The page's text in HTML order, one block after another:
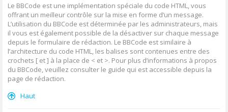
Le BBCode est une implémentation spéciale du code HTML, vous
offrant un meilleur contrôle sur la mise en forme d’un message.
L’utilisation du BBCode est déterminée par les administrateurs, mais
il vous est également possible de la désactiver sur chaque message
depuis le formulaire de rédaction. Le BBCode est similaire à
l’architecture du code HTML, les balises sont contenues entre des
crochets [ et ] à la place de < et >. Pour plus d’informations à propos
du BBCode, veuillez consulter le guide qui est accessible depuis la
page de rédaction.
Haut